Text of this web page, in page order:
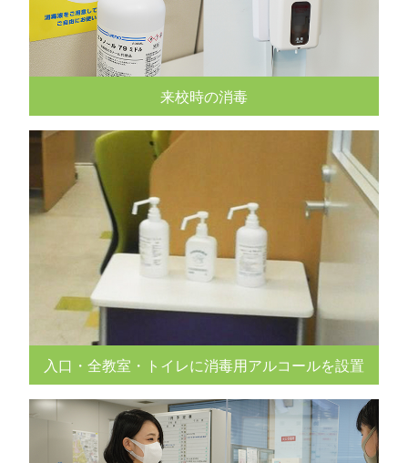
来校時の消毒
入口・全教室・トイレに消毒用アルコールを設置